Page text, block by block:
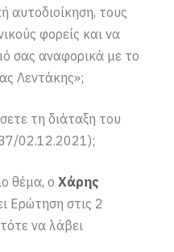
αυτοδιοίκηση, τους
φορείς και να
σας αναφορικά με το
Λεντάκης»;
τη διάταξη του
02.12.2021);
θέμα, οΧάρης
Ερώτηση στις 2
να λάβει